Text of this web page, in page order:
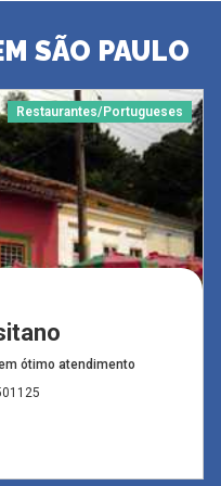
SÃO PAULO
Restaurantes/Portugueses
ótimo atendimento